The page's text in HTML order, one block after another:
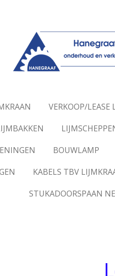
VERKOOP/LEASE
BOUWLAMP
KABELS TBV
STUKADOORSPAAN